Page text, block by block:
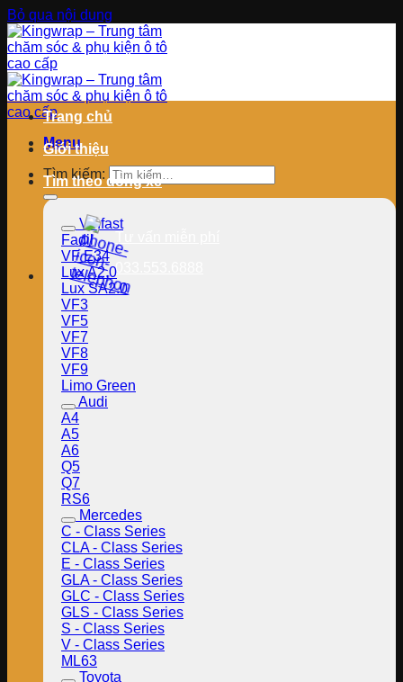
Bỏ qua nội dung
Menu
Tìm kiếm:
033.553.6888
Trang chủ
Giới thiệu
Tìm theo dòng xe
Vinfast
Fadil
VF E34
Lux A2.0
Lux SA2.0
VF3
VF5
VF7
VF8
VF9
Limo Green
Audi
A4
A5
A6
Q5
Q7
RS6
Mercedes
C - Class Series
CLA - Class Series
E - Class Series
GLA - Class Series
GLC - Class Series
GLS - Class Series
S - Class Series
V - Class Series
ML63
Toyota